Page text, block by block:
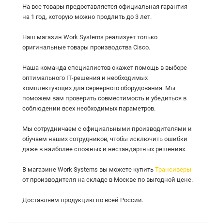
На все товары предоставляется официальная гарантия
на 1 год, которую можно продлить до 3 лет.
Наш магазин Work Systems реализует только
оригинальные товары производства Cisco.
Наша команда специалистов окажет помощь в выборе
оптимального IT-решения и необходимых
комплектующих для серверного оборудования. Мы
поможем вам проверить совместимость и убедиться в
соблюдении всех необходимых параметров.
Мы сотрудничаем с официальными производителями и
обучаем наших сотрудников, чтобы исключить ошибки
даже в наиболее сложных и нестандартных решениях.
В магазине Work Systems вы можете купить Трансиверы
от производителя на складе в Москве по выгодной цене.
Доставляем продукцию по всей России.